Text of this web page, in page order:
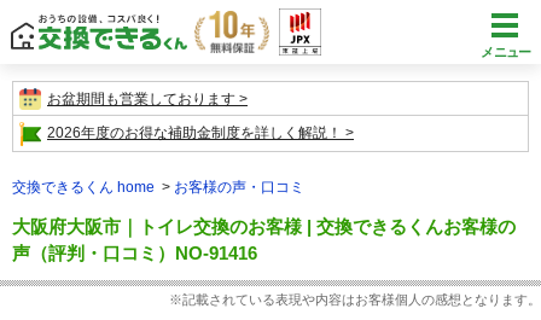
メニュー
お盆期間も営業しております
2026年度のお得な補助金制度を詳しく解説！
交換できるくん home お客様の声・口コミ
大阪府大阪市｜トイレ交換のお客様 | 交換できるくんお客様の
声（評判・口コミ）NO-91416
※記載されている表現や内容はお客様個人の感想となります。